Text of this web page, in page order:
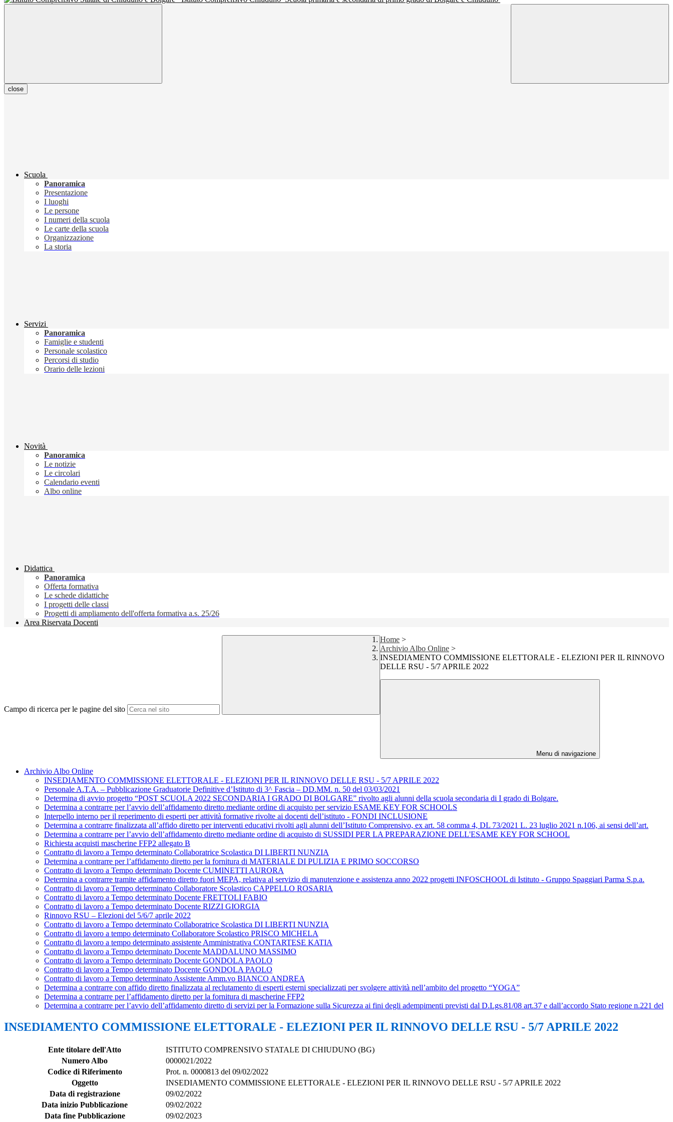
close
Scuola
Panoramica
Presentazione
I luoghi
Le persone
I numeri della scuola
Le carte della scuola
Organizzazione
La storia
Servizi
Panoramica
Famiglie e studenti
Personale scolastico
Percorsi di studio
Orario delle lezioni
Novità
Panoramica
Le notizie
Le circolari
Calendario eventi
Albo online
Didattica
Panoramica
Offerta formativa
Le schede didattiche
I progetti delle classi
Progetti di ampliamento dell'offerta formativa a.s. 25/26
Area Riservata Docenti
Campo di ricerca per le pagine del sito
Home >
Archivio Albo Online >
INSEDIAMENTO COMMISSIONE ELETTORALE - ELEZIONI PER IL RINNOVO
DELLE RSU - 5/7 APRILE 2022
Menu di navigazione
Archivio Albo Online
INSEDIAMENTO COMMISSIONE ELETTORALE - ELEZIONI PER IL RINNOVO DELLE RSU - 5/7 APRILE 2022
Personale A.T.A. – Pubblicazione Graduatorie Definitive d’Istituto di 3^ Fascia – DD.MM. n. 50 del 03/03/2021
Determina di avvio progetto “POST SCUOLA 2022 SECONDARIA I GRADO DI BOLGARE” rivolto agli alunni della scuola secondaria di I grado di Bolgare.
Determina a contrarre per l’avvio dell’affidamento diretto mediante ordine di acquisto per servizio ESAME KEY FOR SCHOOLS
Interpello interno per il reperimento di esperti per attività formative rivolte ai docenti dell’istituto - FONDI INCLUSIONE
Determina a contrarre finalizzata all’affido diretto per interventi educativi rivolti agli alunni dell’Istituto Comprensivo, ex art. 58 comma 4, DL 73/2021 L. 23 luglio 2021 n.106, ai sensi dell’art.
Determina a contrarre per l’avvio dell’affidamento diretto mediante ordine di acquisto di SUSSIDI PER LA PREPARAZIONE DELL'ESAME KEY FOR SCHOOL
Richiesta acquisti mascherine FFP2 allegato B
Contratto di lavoro a Tempo determinato Collaboratrice Scolastica DI LIBERTI NUNZIA
Determina a contrarre per l’affidamento diretto per la fornitura di MATERIALE DI PULIZIA E PRIMO SOCCORSO
Contratto di lavoro a Tempo determinato Docente CUMINETTI AURORA
Determina a contrarre tramite affidamento diretto fuori MEPA, relativa al servizio di manutenzione e assistenza anno 2022 progetti INFOSCHOOL di Istituto - Gruppo Spaggiari Parma S.p.a.
Contratto di lavoro a Tempo determinato Collaboratore Scolastico CAPPELLO ROSARIA
Contratto di lavoro a Tempo determinato Docente FRETTOLI FABIO
Contratto di lavoro a Tempo determinato Docente RIZZI GIORGIA
Rinnovo RSU – Elezioni del 5/6/7 aprile 2022
Contratto di lavoro a Tempo determinato Collaboratrice Scolastica DI LIBERTI NUNZIA
Contratto di lavoro a tempo determinato Collaboratore Scolastico PRISCO MICHELA
Contratto di lavoro a tempo determinato assistente Amministrativa CONTARTESE KATIA
Contratto di lavoro a Tempo determinato Docente MADDALUNO MASSIMO
Contratto di lavoro a Tempo determinato Docente GONDOLA PAOLO
Contratto di lavoro a Tempo determinato Docente GONDOLA PAOLO
Contratto di lavoro a Tempo determinato Assistente Amm.vo BIANCO ANDREA
Determina a contrarre con affido diretto finalizzata al reclutamento di esperti esterni specializzati per svolgere attività nell’ambito del progetto “YOGA”
Determina a contrarre per l’affidamento diretto per la fornitura di mascherine FFP2
Determina a contrarre per l’avvio dell’affidamento diretto di servizi per la Formazione sulla Sicurezza ai fini degli adempimenti previsti dal D.Lgs.81/08 art.37 e dall’accordo Stato regione n.221 del
INSEDIAMENTO COMMISSIONE ELETTORALE - ELEZIONI PER IL RINNOVO DELLE RSU - 5/7 APRILE 2022
Ente titolare dell'Atto
ISTITUTO COMPRENSIVO STATALE DI CHIUDUNO (BG)
Numero Albo
0000021/2022
Codice di Riferimento
Prot. n. 0000813 del 09/02/2022
Oggetto
INSEDIAMENTO COMMISSIONE ELETTORALE - ELEZIONI PER IL RINNOVO DELLE RSU - 5/7 APRILE 2022
Data di registrazione
09/02/2022
Data inizio Pubblicazione
09/02/2022
Data fine Pubblicazione
09/02/2023